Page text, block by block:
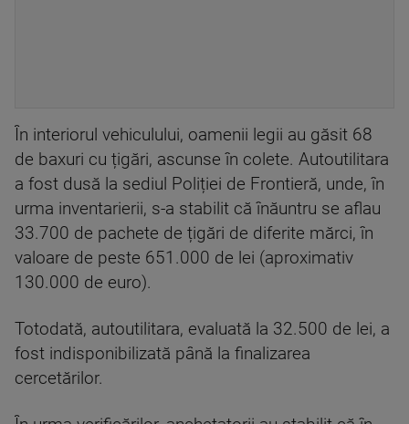
În interiorul vehiculului, oamenii legii au găsit 68
de baxuri cu țigări, ascunse în colete. Autoutilitara
a fost dusă la sediul Poliției de Frontieră, unde, în
urma inventarierii, s-a stabilit că înăuntru se aflau
33.700 de pachete de țigări de diferite mărci, în
valoare de peste 651.000 de lei (aproximativ
130.000 de euro).
Totodată, autoutilitara, evaluată la 32.500 de lei, a
fost indisponibilizată până la finalizarea
cercetărilor.